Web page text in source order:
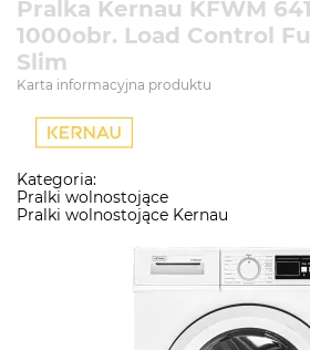
Pralka Kernau KFWM
1000obr. Load Control
Slim
Karta informacyjna produktu
Kategoria:
Pralki wolnostojące
Pralki wolnostojące Kernau